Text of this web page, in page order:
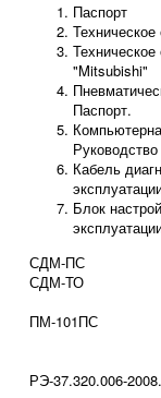
Паспорт
"Mitsubishi"
Паспорт.
Кабель
Блок
СДМ-ПС
СДМ-ТО
ПМ-101ПС
РЭ-37.320.006-2008.